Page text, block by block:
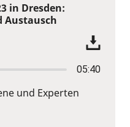
in Dresden:
Austausch
05:40
und Experten